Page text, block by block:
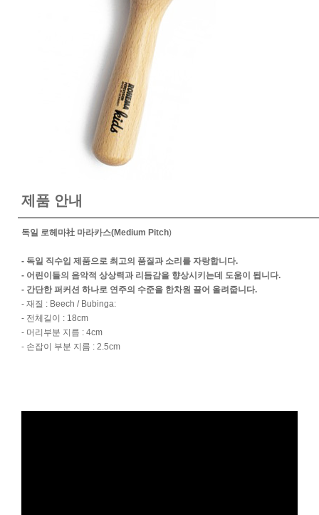
제품 안내
독일 로헤마社 마라카스(Medium Pitch)
- 독일 직수입 제품으로 최고의 품질과 소리를 자랑합니다.
- 어린이들의 음악적 상상력과 리듬감을 향상시키는데 도움이 됩니다.
- 간단한 퍼커션 하나로 연주의 수준을 한차원 끌어 올려줍니다.
- 재질 : Beech / Bubinga:
- 전체길이 : 18cm
- 머리부분 지름 : 4cm
- 손잡이 부분 지름 : 2.5cm